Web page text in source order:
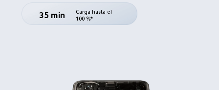
35 min
Carga hasta el
100 %*